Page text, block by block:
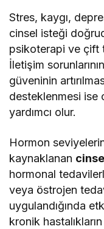
Stres, kaygı,
cinsel isteği
psikoterapi ve çift
İletişim
güveninin
desteklenmesi ise
yardımcı olur.
Hormon
kaynaklanan
hormonal
veya östrojen
uygulandığında
kronik